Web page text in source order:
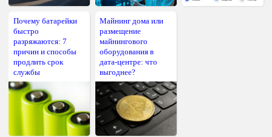
Почему батарейки
быстро
разряжаются: 7
причин и способы
продлить срок
службы
Майнинг дома или
размещение
майнингового
оборудования в
дата-центре: что
выгоднее?